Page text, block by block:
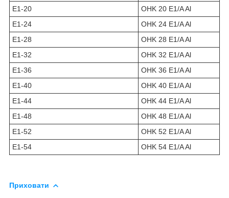
E1-20
OHK 20 E1/A Al
E1-24
OHK 24 E1/A Al
E1-28
OHK 28 E1/A Al
E1-32
OHK 32 E1/A Al
E1-36
OHK 36 E1/A Al
E1-40
OHK 40 E1/A Al
E1-44
OHK 44 E1/A Al
E1-48
OHK 48 E1/A Al
E1-52
OHK 52 E1/A Al
E1-54
OHK 54 E1/A Al
Приховати